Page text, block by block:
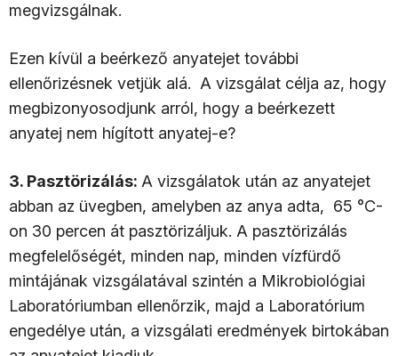
megvizsgálnak.
Ezen kívül a beérkező anyatejet további
ellenőrizésnek vetjük alá. A vizsgálat célja az, hogy
megbizonyosodjunk arról, hogy a beérkezett
anyatej nem hígított anyatej-e?
3. Pasztörizálás: A vizsgálatok után az anyatejet
abban az üvegben, amelyben az anya adta, 65 °C-
on 30 percen át pasztörizáljuk. A pasztörizálás
megfelelőségét, minden nap, minden vízfürdő
mintájának vizsgálatával szintén a Mikrobiológiai
Laboratóriumban ellenőrzik, majd a Laboratórium
engedélye után, a vizsgálati eredmények birtokában